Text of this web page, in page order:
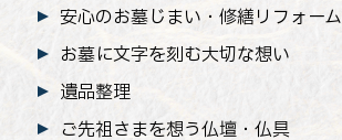
安心のお墓じまい ・修繕リフォーム
お墓に文字を刻む大切な想い
遺品整理
ご先祖さまを想う仏壇・仏具